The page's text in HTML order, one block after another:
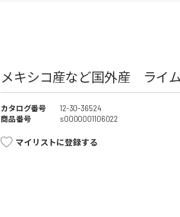
メキシコ産など国外産 ライ
カタログ番号
12-30-36524
商品番号
s0000001106022
マイリストに登録する